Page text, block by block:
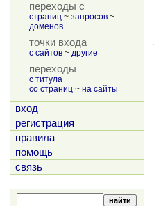
переходы с
страниц ~ запросов ~
доменов
точки входа
с сайтов ~ другие
переходы
с титула
со страниц ~ на сайты
вход
регистрация
правила
помощь
связь